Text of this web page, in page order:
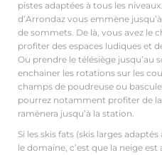
pistes adaptées à tous les
d’Arrondaz vous emmène
de sommets. De là, vous avez le
profiter des espaces ludiques et
Ou prendre le télésiège jusqu’au
enchainer les rotations sur les
champs de poudreuse ou
pourrez notamment profiter de
ramènera jusqu’à la station.
Si les skis fats (skis larges
le domaine, c’est que la neige